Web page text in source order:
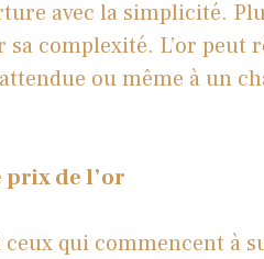
avec la simplicité.
complexité. L’or peut
ou même à un
de l’or
qui commencent à